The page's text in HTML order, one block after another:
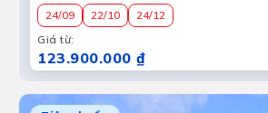
24/09
22/10
24/12
Giá từ:
123.900.000 ₫